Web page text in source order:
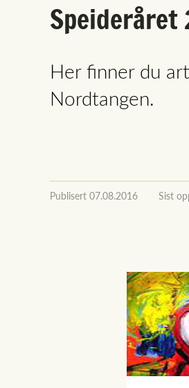
Speideråret
Her finner du
Nordtangen.
Publisert 07.08.2016 Sist